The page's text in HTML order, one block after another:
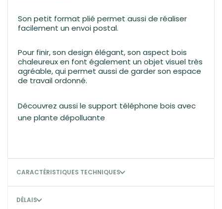
Son petit format plié permet aussi de réaliser
facilement un envoi postal.
Pour finir, son design élégant, son aspect bois
chaleureux en font également un objet visuel très
agréable, qui permet aussi de garder son espace
de travail ordonné.
Découvrez aussi le support téléphone bois avec
une plante dépolluante
CARACTÉRISTIQUES TECHNIQUES
DÉLAIS